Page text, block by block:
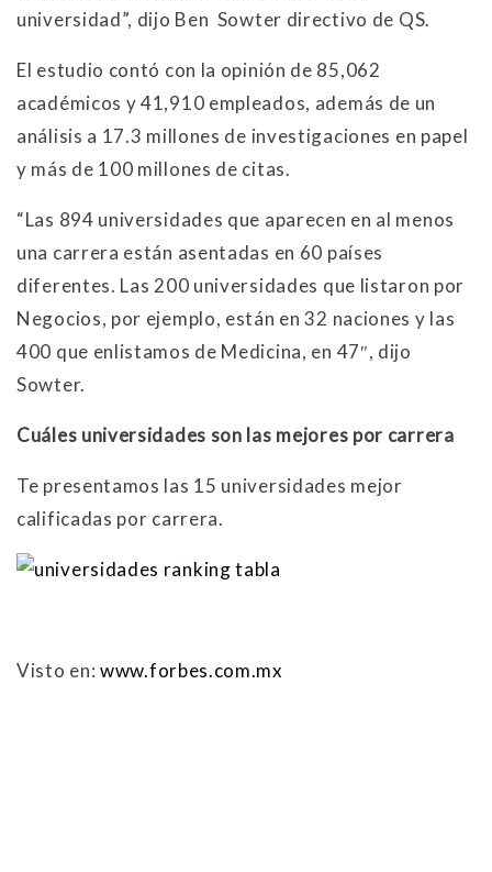
universidad”, dijo Ben Sowter directivo de QS.
El estudio contó con la opinión de 85,062
académicos y 41,910 empleados, además de un
análisis a 17.3 millones de investigaciones en papel
y más de 100 millones de citas.
“Las 894 universidades que aparecen en al menos
una carrera están asentadas en 60 países
diferentes. Las 200 universidades que listaron por
Negocios, por ejemplo, están en 32 naciones y las
400 que enlistamos de Medicina, en 47″, dijo
Sowter.
Cuáles universidades son las mejores por carrera
Te presentamos las 15 universidades mejor
calificadas por carrera.
Visto en: www.forbes.com.mx